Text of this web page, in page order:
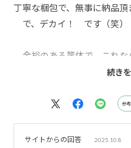
丁寧な梱包で、無事に納品頂
で、デカイ！ です（笑）
余裕のある筺体で、これな
いますが…でもデカイです。
早速、グラボの試金石、
ルヌルと動いてくれています。
続き
参
サイトからの回答 2025.10.8